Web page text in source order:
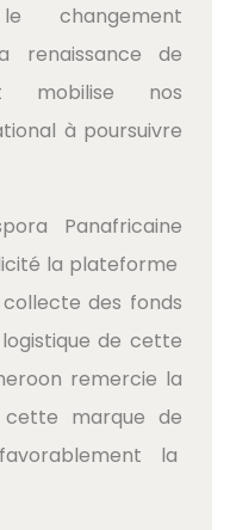
changement
renaissance de
mobilise nos
à poursuivre
Panafricaine
la plateforme
des fonds
de cette
remercie la
marque de
la